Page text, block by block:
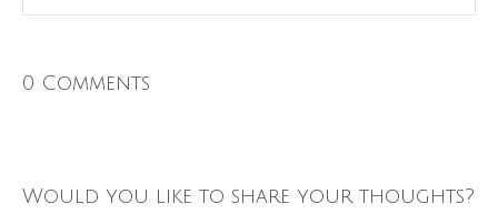
0 Comments
Would you like to share your thoughts?